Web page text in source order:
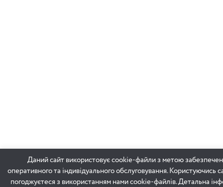
Даний сайт використовує cookie-файли з метою
оперативного та індивідуального обслуговування. Користуючись
погоджуєтеся з використанням нами cookie-файлів. Детальна